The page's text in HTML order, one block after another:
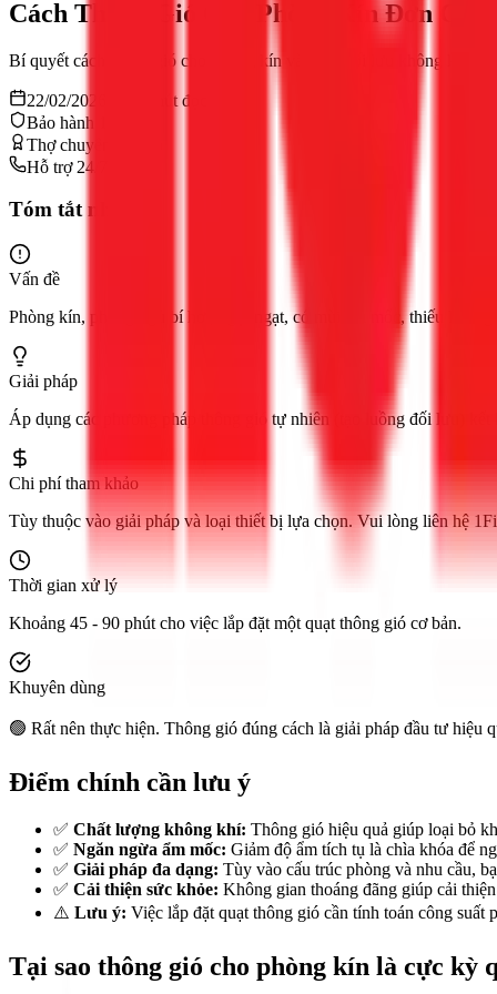
Cách Thông Gió Cho Phòng Kín Đơn
Bí quyết cách thông gió cho phòng kín và cách đối lưu không khí
22/02/2026
phút đọc
Bảo hành 12 tháng
Thợ chuyên nghiệp
Hỗ trợ 24/7
Tóm tắt nhanh
Vấn đề
Phòng kín, phòng ngủ bí hơi, ngột ngạt, có mùi ẩm mốc, thiếu
Giải pháp
Áp dụng các phương pháp thông gió tự nhiên (tạo luồng đối lưu)
Chi phí tham khảo
Tùy thuộc vào giải pháp và loại thiết bị lựa chọn. Vui lòng liên hệ
Thời gian xử lý
Khoảng 45 - 90 phút cho việc lắp đặt một quạt thông gió cơ bản.
Khuyên dùng
🟢 Rất nên thực hiện. Thông gió đúng cách là giải pháp đầu tư hiệu
Điểm chính cần lưu ý
✅ Chất lượng không khí: Thông gió hiệu quả giúp loại bỏ
✅ Ngăn ngừa ẩm mốc: Giảm độ ẩm tích tụ là chìa khóa để
✅ Giải pháp đa dạng: Tùy vào cấu trúc phòng và nhu cầu,
✅ Cải thiện sức khỏe: Không gian thoáng đãng giúp cải
⚠️ Lưu ý: Việc lắp đặt quạt thông gió cần tính toán công
Tại sao thông gió cho phòng kín là cực